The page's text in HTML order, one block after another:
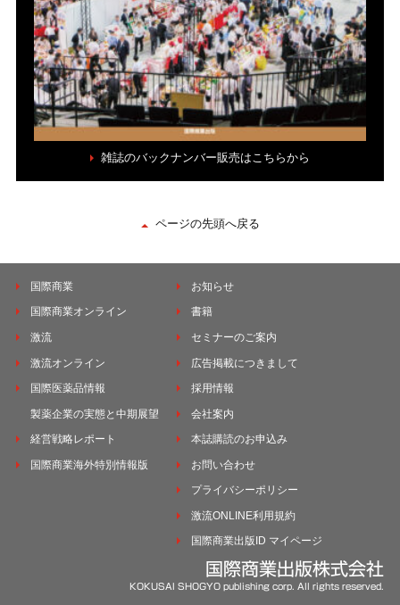
雑誌のバックナンバー販売はこちらから
ページの先頭へ戻る
国際商業
国際商業オンライン
激流
激流オンライン
国際医薬品情報
製薬企業の実態と中期展望
経営戦略レポート
国際商業海外特別情報版
お知らせ
書籍
セミナーのご案内
広告掲載につきまして
採用情報
会社案内
本誌購読のお申込み
お問い合わせ
プライバシーポリシー
激流ONLINE利用規約
国際商業出版ID マイページ